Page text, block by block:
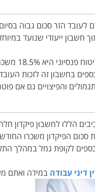
הזר סכום גבוה בסיום
ייעודי שנועד
על חשבון העובד ו-2.5% על חשבון המעסיק.
בחשבון זה לזכות
והפיצויים גם אם
הללו לחשבון פיקדון
סכום הפיקדון משכרו
לקופת גמל במהלך
דיני עבודה במידה ואתם